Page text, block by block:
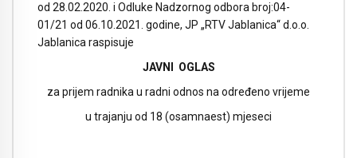
od 28.02.2020. i Odluke Nadzornog odbora broj:04-
01/21 od 06.10.2021. godine, JP „RTV Jablanica“ d.o.o.
Jablanica raspisuje
JAVNI OGLAS
za prijem radnika u radni odnos na određeno vrijeme
u trajanju od 18 (osamnaest) mjeseci